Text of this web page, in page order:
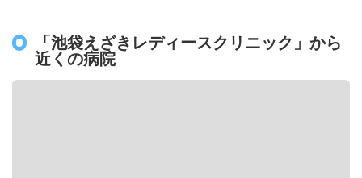
「池袋えざきレディースクリニック」から
近くの病院